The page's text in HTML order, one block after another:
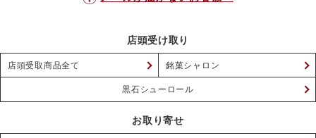
店頭受け取り
店頭受取商品全て 銘菓シャロン
黒石シューロール
お取り寄せ